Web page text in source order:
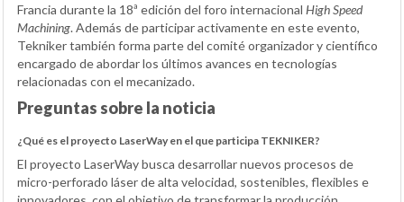
Francia durante la 18ª edición del foro internacional High Speed
Machining. Además de participar activamente en este evento,
Tekniker también forma parte del comité organizador y científico
encargado de abordar los últimos avances en tecnologías
relacionadas con el mecanizado.
Preguntas sobre la noticia
¿Qué es el proyecto LaserWay en el que participa TEKNIKER?
El proyecto LaserWay busca desarrollar nuevos procesos de
micro-perforado láser de alta velocidad, sostenibles, flexibles e